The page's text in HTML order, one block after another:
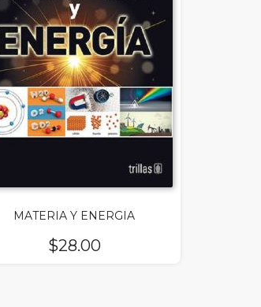
MATERIA Y ENERGIA
$28.00